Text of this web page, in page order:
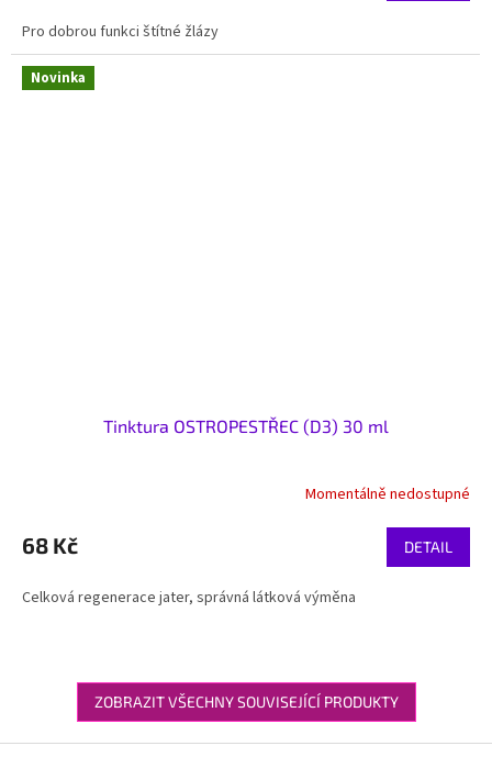
Pro dobrou funkci štítné žlázy
Novinka
Tinktura OSTROPESTŘEC (D3) 30 ml
Momentálně nedostupné
68 Kč DETAIL
Celková regenerace jater, správná látková výměna
ZOBRAZIT VŠECHNY SOUVISEJÍCÍ PRODUKTY